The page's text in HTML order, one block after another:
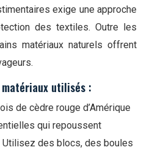
exige une approche
des textiles. Outre les
matériaux naturels offrent
utilisés :
de cèdre rouge d’Amérique
qui repoussent
des blocs, des boules